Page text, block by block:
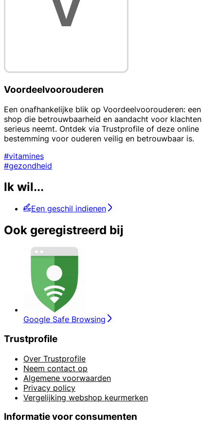
Voordeelvoorouderen
Een onafhankelijke blik op Voordeelvoorouderen: een
shop die betrouwbaarheid en aandacht voor klachten
serieus neemt. Ontdek via Trustprofile of deze online
bestemming voor ouderen veilig en betrouwbaar is.
#vitamines
#gezondheid
Ik wil...
Een geschil indienen
Ook geregistreerd bij
Google Safe Browsing
Trustprofile
Over Trustprofile
Neem contact op
Algemene voorwaarden
Privacy policy
Vergelijking webshop keurmerken
Informatie voor consumenten